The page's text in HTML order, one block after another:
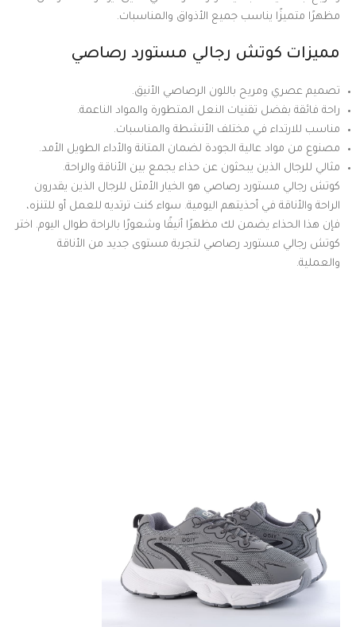
مظهرًا متميزًا يناسب جميع الأذواق والمناسبات.
مميزات كوتش رجالي مستورد رصاصي
تصميم عصري ومريح باللون الرصاصي الأنيق.
راحة فائقة بفضل تقنيات النعل المتطورة والمواد الناعمة.
مناسب للارتداء في مختلف الأنشطة والمناسبات.
مصنوع من مواد عالية الجودة لضمان المتانة والأداء الطويل الأمد.
مثالي للرجال الذين يبحثون عن حذاء يجمع بين الأناقة والراحة.
كوتش رجالي مستورد رصاصي هو الخيار الأمثل للرجال الذين يقدرون
الراحة والأناقة في أحذيتهم اليومية. سواء كنت ترتديه للعمل أو للتنزه،
فإن هذا الحذاء يضمن لك مظهرًا أنيقًا وشعورًا بالراحة طوال اليوم. اختر
كوتش رجالي مستورد رصاصي لتجربة مستوى جديد من الأناقة
والعملية.